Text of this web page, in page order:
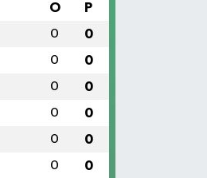
O P
0 0
0 0
0 0
0 0
0 0
0 0